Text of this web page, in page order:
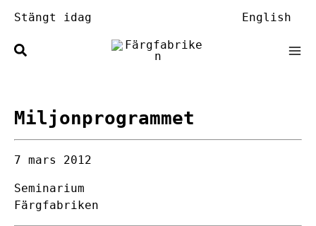
till
innehåll
Stängt idag English
Miljonprogrammet
7 mars 2012
Seminarium
Färgfabriken